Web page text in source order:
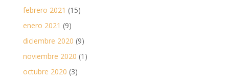
febrero 2021 (15)
enero 2021 (9)
diciembre 2020 (9)
noviembre 2020 (1)
octubre 2020 (3)